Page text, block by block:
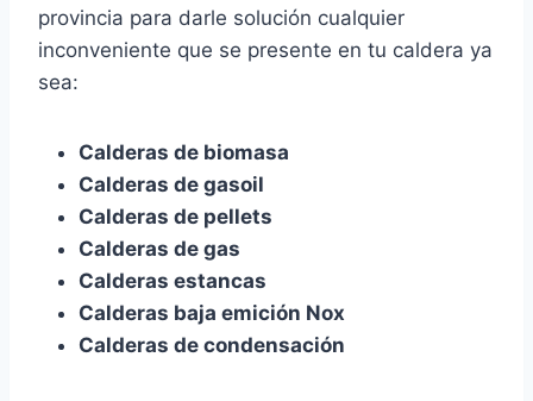
provincia para darle solución cualquier
inconveniente que se presente en tu caldera ya
sea:
Calderas de biomasa
Calderas de gasoil
Calderas de pellets
Calderas de gas
Calderas estancas
Calderas baja emición Nox
Calderas de condensación